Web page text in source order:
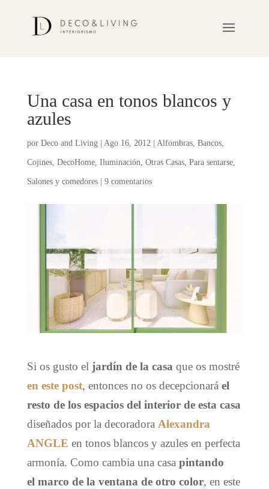
Una casa en tonos blancos y
azules
por Deco and Living| Ago 16, 2012 | Alfombras, Bancos,
Cojines, DecoHome, Iluminación Otras Casas, Para sentarse,
Salones y comedores| 9 comentarios
Si os gusto eljardín de la casa que os mostré
en este post, entonces no os decepcionará el
resto de los espacios del interior de esta casa
diseñados por la decoradora Alexandra
ANGLE en tonos blancos y azules en perfecta
armonía. Como cambia una casa pintando
el marco de la ventana de otro color, en este